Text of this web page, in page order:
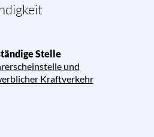
Stelle
und
Kraftverkehr